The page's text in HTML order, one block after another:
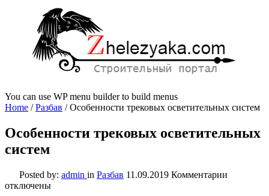
You can use WP menu builder to build menus
Home /Разбав /Особенности трековых осветительных систем
Особенности трековых осветительных
систем
Posted by: admin in Разбав 11.09.2019 Комментарии
отключены